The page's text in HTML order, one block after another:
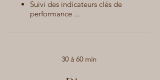
Suivi des indicateurs clés de
performance ...
30 à 60 min